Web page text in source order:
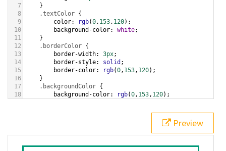
7
}
8
.textColor {
9
color: rgb(0, 153, 120);
10
background-color: white;
11
}
12
.borderColor {
13
border-width: 3px;
14
border-style: solid ;
15
border-color: rgb(0, 153, 120);
16
}
17
.backgroundColor {
18
background-color: rgb(0, 153, 120);
bottom ,
white, rgb(0,153,120));
Preview